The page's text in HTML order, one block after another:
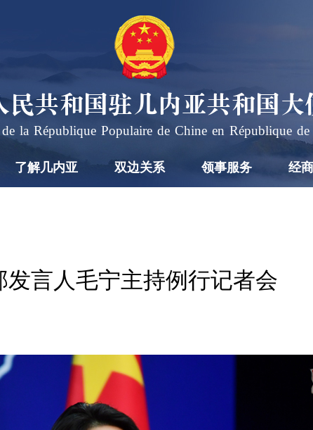
民共和国驻几内亚共和国大
de la République Populaire de Chine en République de
了解几内亚 双边关系 领事服务 经
发言人毛宁主持例行记者会